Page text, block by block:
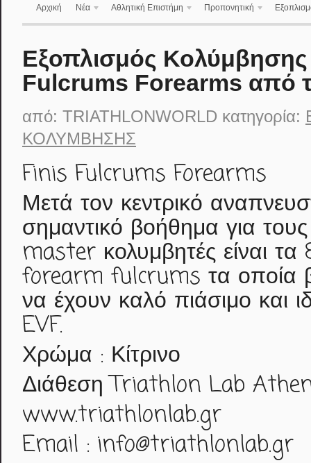
Αρχική Νέα Αθλητική Επιστήμη Προπονητική
Εξοπλισμός
Fulcrums Forearms από
από: TRIATHLONWORLD κατηγορία:
ΚΟΛΎΜΒΗΣΗΣ
Finis Fulcrums Forearms
Μετά τον κεντρικό
σημαντικό βοήθημα για
master κολυμβητές είναι
forearm fulcrums τα οποία
να έχουν καλό πιάσιμο και
EVF.
Χρώμα : Κίτρινο
Διάθεση Triathlon Lab
www.triathlonlab.gr
Email : info@triathlonlab.gr